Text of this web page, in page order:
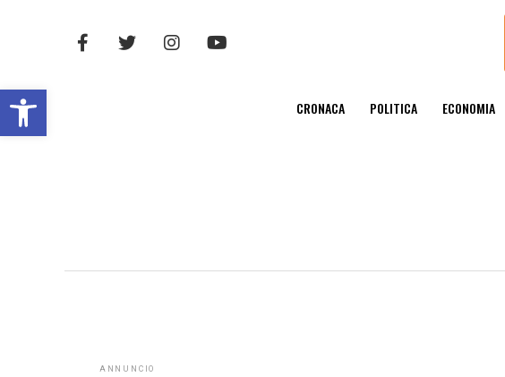
Open toolbar CRONACA POLITICA ECONOMIA
ANNUNCIO